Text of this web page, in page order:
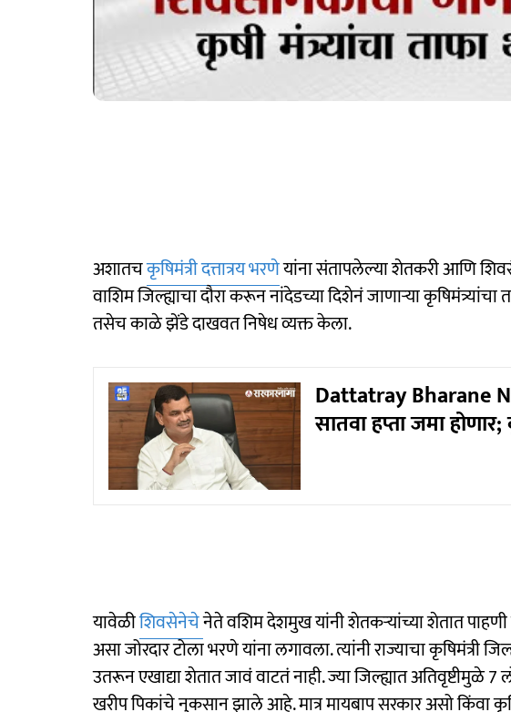
अशातचकृषिमंत्री दत्तात्रय भरणेयांना संतापलेल्या शेतकरी आणि
वाशिम जिल्ह्याचा दौरा करून नांदेडच्या दिशेनं जाणाऱ्या
तसेच काळे झेंडे दाखवत निषेध व्यक्त केला.
Dattatray Bharane
सातवा हप्ता जमा
यावेळीशिवसेनेचेनेते वशिम देशमुख यांनी शेतकऱ्यांच्या शेतात पाहणी
असा जोरदार टोला भरणे यांना लगावला. त्यांनी राज्याचा कृषिमंत्री
उतरून एखाद्या शेतात जावं वाटतं नाही. ज्या जिल्ह्यात
खरीप पिकांचे नुकसान झाले आहे. मात्र मायबाप सरकार असो किंवा